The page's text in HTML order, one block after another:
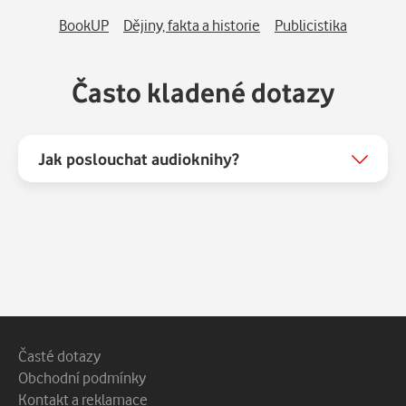
BookUP Dějiny, fakta a historie Publicistika
Často kladené dotazy
Jak poslouchat audioknihy?
Patička webu
Vedlejší navigace
Časté dotazy
Obchodní podmínky
Kontakt a reklamace